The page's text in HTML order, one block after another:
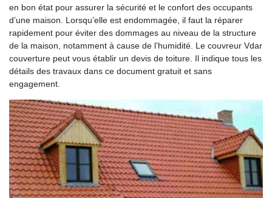
en bon état pour assurer la sécurité et le confort des occupants
d’une maison. Lorsqu’elle est endommagée, il faut la réparer
rapidement pour éviter des dommages au niveau de la structure
de la maison, notamment à cause de l’humidité. Le couvreur Vdar
couverture peut vous établir un devis de toiture. Il indique tous les
détails des travaux dans ce document gratuit et sans
engagement.